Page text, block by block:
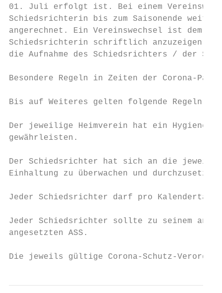
01. Juli erfolgt ist. Bei einem
Schiedsrichterin bis zum Saisonende
angerechnet. Ein Vereinswechsel ist dem
Schiedsrichterin schriftlich anzuzeigen. Der
die Aufnahme des Schiedsrichters / der
Besondere Regeln in Zeiten der Corona-
Bis auf Weiteres gelten folgende Regeln:
Der jeweilige Heimverein hat ein
gewährleisten.
Der Schiedsrichter hat sich an die
Einhaltung zu überwachen und durchzusetzen.
Jeder Schiedsrichter darf pro Kalendertag
Jeder Schiedsrichter sollte zu seinem
angesetzten ASS.
Die jeweils gültige Corona-Schutz-